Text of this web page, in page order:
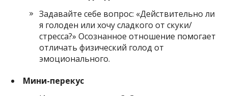
Задавайте себе вопрос: «Действительно ли
я голоден или хочу сладкого от скуки/
стресса?» Осознанное отношение помогает
отличать физический голод от
эмоционального.
Мини-перекус